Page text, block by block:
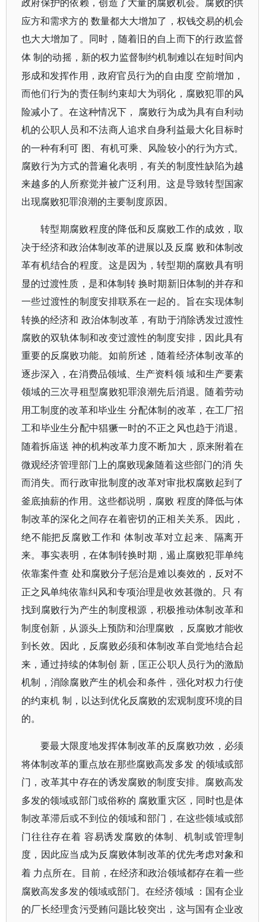
政府保护的依赖，创造了大量的腐败机会。腐败的供
应方和需求方的 数量都大大增加了，权钱交易的机会
也大大增加了。同时，随着旧的自上而下的行政监督
体 制的动摇，新的权力监督制约机制难以在短时间内
形成和发挥作用，政府官员行为的自由度 空前增加，
而他们行为的责任制约束却大为弱化，腐败犯罪的风
险减小了。在这种情况下，
腐败行为成为具有自利动
机的公职人员和不法商人追求自身利益最大化目标时
的一种有利可 图、有机可乘、风险较小的行为方式。
腐败行为方式的普遍化表明，有关的制度性缺陷为越
来越多的人所察觉并被广泛利用。这是导致转型国家
出现腐败犯罪浪潮的主要制度原因。
转型期腐败程度的降低和反腐败工作的成效，取
决于经济和政治体制改革的进展以及反腐 败和体制改
革有机结合的程度。这是因为，转型期的腐败具有明
显的过渡性质，是和体制转 换时期新旧体制的并存和
一些过渡性的制度安排联系在一起的。旨在实现体制
转换的经济和 政治体制改革，有助于消除诱发过渡性
腐败的双轨体制和改变过渡性的制度安排，因此具有
重要的反腐败功能。如前所述，随着经济体制改革的
逐步深入，在消费品领域、生产资料领 域和生产要素
领域的三次寻租型腐败犯罪浪潮先后消退。随着劳动
用工制度的改革和毕业生 分配体制的改革，在工厂招
工和毕业生分配中猖獗一时的不正之风也趋于消退。
随着拆庙送 神的机构改革力度不断加大，原来附着在
微观经济管理部门上的腐败现象随着这些部门的消 失
而消失。而行政审批制度的改革对审批权腐败起到了
釜底抽薪的作用。这些都说明，腐败 程度的降低与体
制改革的深化之间存在着密切的正相关关系。因此，
绝不能把反腐败工作和 体制改革对立起来、隔离开
来。事实表明，在体制转换时期，遏止腐败犯罪单纯
依靠案件查 处和腐败分子惩治是难以奏效的，反对不
正之风单纯依靠纠风和专项治理是收效甚微的。只 有
找到腐败行为产生的制度根源，积极推动体制改革和
制度创新，从源头上预防和治理腐败
，反腐败才能收
到长效。因此，反腐败必须和体制改革自觉地结合起
来，通过持续的体制创 新，匡正公职人员行为的激励
机制，消除腐败产生的机会和条件，强化对权力行使
的约束机 制，以达到优化反腐败的宏观制度环境的目
的。
要最大限度地发挥体制改革的反腐败功效，必须
将体制改革的重点放在那些腐败高发多发 的领域或部
门，改革其中存在的诱发腐败的制度安排。腐败高发
多发的领域或部门或俗称的 腐败重灾区，同时也是体
制改革滞后或不到位的领域和部门，在这些领域或部
门往往存在着 容易诱发腐败的体制、机制或管理制
度，因此应当成为反腐败体制改革的优先考虑对象和
着 力点所在。目前，在经济和政治领域都存在着一些
腐败高发多发的领域或部门。在经济领域
：国有企业
的厂长经理贪污受贿问题比较突出，这与国有企业改